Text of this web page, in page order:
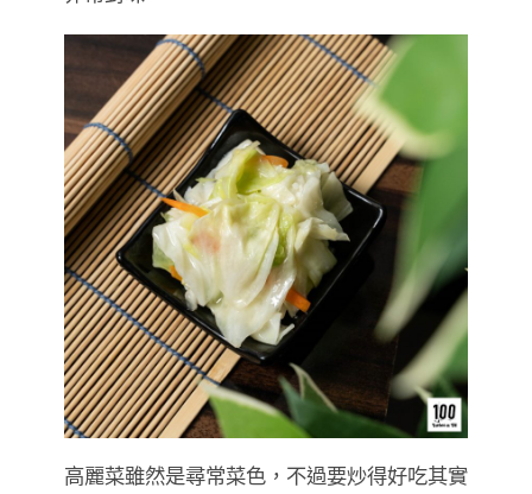
高麗菜雖然是尋常菜色，不過要炒得好吃其實